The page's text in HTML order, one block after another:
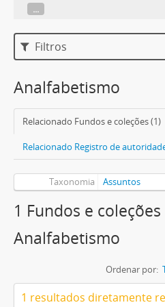
...
Filtros
Analfabetismo
Relacionado Fundos e coleções (1)
Relacionado Registro de
Taxonomia Assuntos
1 Fundos e
Analfabetismo
Ordenar por:
1 resultados diretamente